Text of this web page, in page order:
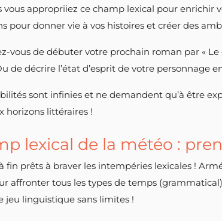
vous appropriiez ce champ lexical pour enrichir
pour donner vie à vos histoires et créer des
vous de débuter votre prochain roman par «
de décrire l’état d’esprit de votre personnage
sont infinies et ne demandent qu’à être
horizons littéraires !
lexical de la météo :
fin prêts à braver les intempéries lexicales !
affronter tous les types de temps
jeu linguistique sans limites !